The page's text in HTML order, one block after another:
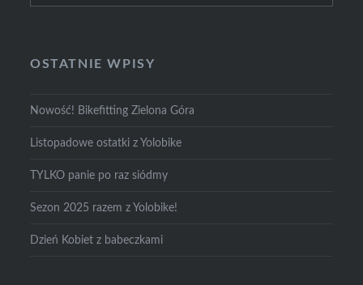
OSTATNIE WPISY
Nowość! Bikefitting Zielona Góra
Listopadowe ostatki z Yolobike
TYLKO panie po raz siódmy
Sezon 2025 razem z Yolobike!
Dzień Kobiet z babeczkami